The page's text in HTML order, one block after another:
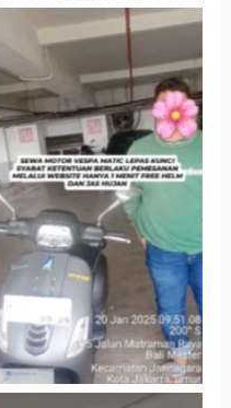
Cityplaza
Jatinegara Gedung
Parkir P6A